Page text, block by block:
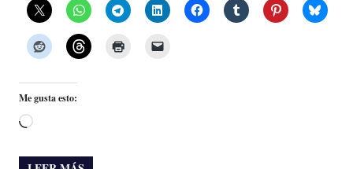
Me gusta esto:
Cargando...